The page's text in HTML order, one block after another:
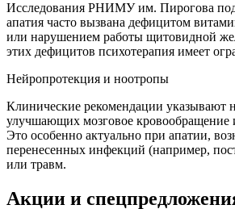
Исследования РНИМУ им. Пирогова
апатия часто вызвана дефицитом
или нарушением работы щитовидной
этих дефицитов психотерапия имеет
Нейропротекция и ноотропы
Клинические рекомендации указывают
улучшающих мозговое кровообращение
Это особенно актуально при апатии,
перенесенных инфекций (например,
или травм.
Акции и